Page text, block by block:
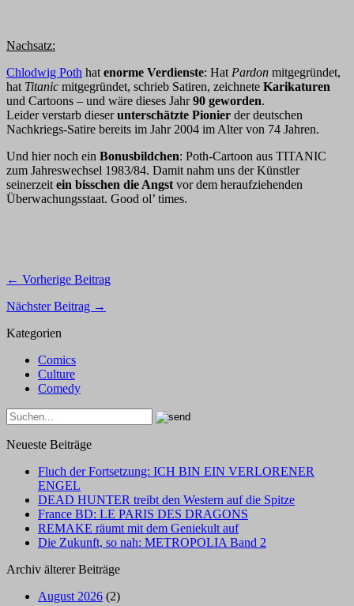
Nachsatz:
Chlodwig Poth hat enorme Verdienste: Hat Pardon mitgegründet,
hat Titanic mitgegründet, schrieb Satiren, zeichnete Karikaturen
und Cartoons – und wäre dieses Jahr90 geworden.
Leider verstarb dieserunterschätzte Pionier der deutschen
Nachkriegs-Satire bereits im Jahr 2004 im Alter von 74 Jahren.
Und hier noch ein Bonusbildchen: Poth-Cartoon aus TITANIC
zum Jahreswechsel 1983/84. Damit nahm uns der Künstler
seinerzeit ein bisschen die Angst vor dem heraufziehenden
Überwachungsstaat. Good ol’ times.
← Vorherige Beitrag
Nächster Beitrag →
Kategorien
Comics
Culture
Comedy
Neueste Beiträge
Fluch der Fortsetzung: ICH BIN EIN VERLORENER
ENGEL
DEAD HUNTER treibt den Western auf die Spitze
France BD: LE PARIS DES DRAGONS
REMAKE räumt mit dem Geniekult auf
Die Zukunft, so nah: METROPOLIA Band 2
Archiv älterer Beiträge
August 2026 (2)